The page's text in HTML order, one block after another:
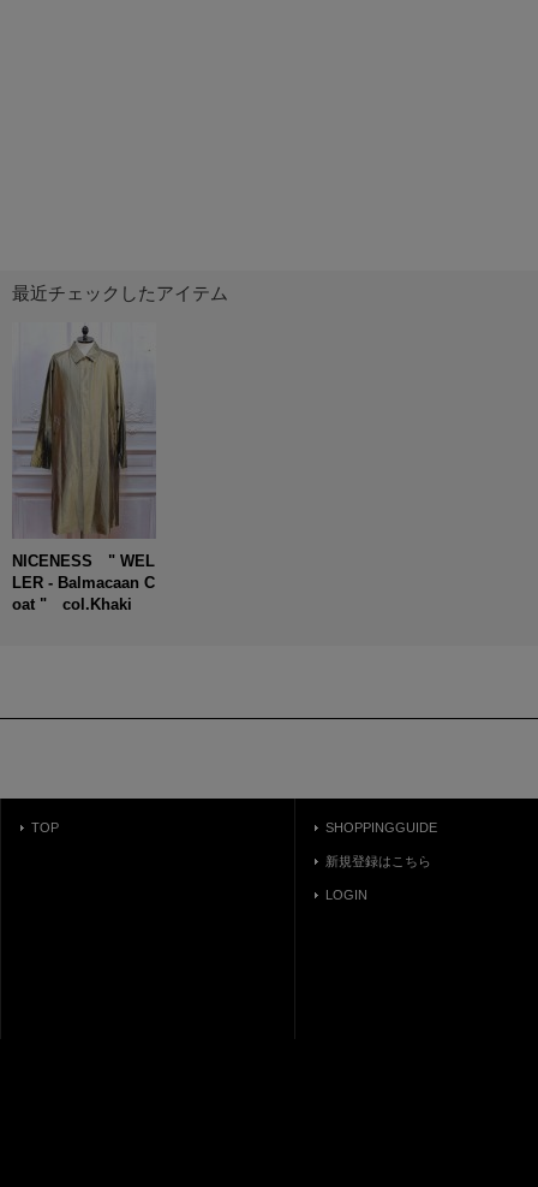
最近チェックしたアイテム
NICENESS " WEL
LER - Balmacaan C
oat " col.Khaki
TOP SHOPPINGGUIDE
新規登録はこちら
LOGIN